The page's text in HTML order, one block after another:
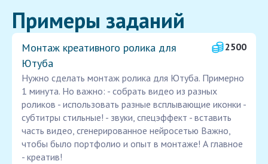
Примеры заданий
Монтаж креативного ролика для
Ютуба
2500
Нужно сделать монтаж ролика для Ютуба. Примерно
1 минута. Но важно: - собрать видео из разных
роликов - использовать разные всплывающие иконки -
субтитры стильные! - звуки, спецэффект - вставить
часть видео, сгенерированное нейросетью Важно,
чтобы было портфолио и опыт в монтаже! А главное
- креатив!